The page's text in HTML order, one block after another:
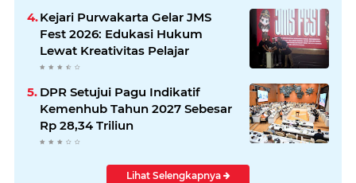
Kejari Purwakarta Gelar JMS
Fest 2026: Edukasi Hukum
Lewat Kreativitas Pelajar
DPR Setujui Pagu Indikatif
Kemenhub Tahun 2027 Sebesar
Rp 28,34 Triliun
Lihat Selengkapnya